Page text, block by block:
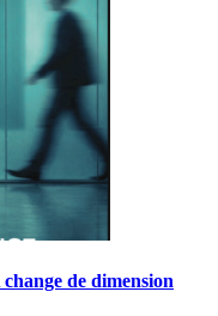
de dimension